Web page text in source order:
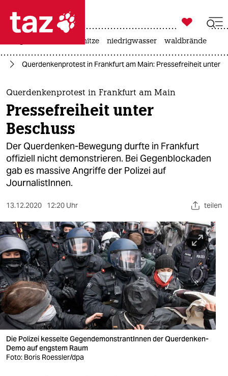
 taz zahl ich
taz zahl ich
themen
politik
öko
gesellschaft
kultur
sport
berlin
nord
wahrheit
verlag
verlag
veranstaltungen
shop

taz zahl ich
hitze niedrigwasser waldbrände
Querdenkenprotest in Frankfurt am Main: Pressefreiheit unter
Querdenkenprotest in Frankfurt am Main
Pressefreiheit unter
Beschuss
Der Querdenken-Bewegung durfte in Frankfurt
offiziell nicht demonstrieren. Bei Gegenblockaden
gab es massive Angriffe der Polizei auf
JournalistInnen.
13.12.2020 12:20 Uhr teilen
Die Polizei kesselte GegendemonstrantInnen der Querdenken-
Demo auf engstem Raum
Foto: Boris Roessler/dpa